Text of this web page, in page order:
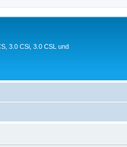
3.0 CSi, 3.0 CSL und